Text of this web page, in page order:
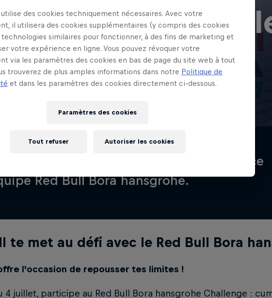
hansgrohe
à vélo et tente de gagner une expérience
Red Bull Bora hansgrohe.
te met au défi avec le Red Bull Bora
l'occasion de repousser tes limites !
4 juillet, participe au Red Bull Bora hansgrohe Challenge :
des cookies techniquement nécessaires. Avec votre
il utilisera des cookies supplémentaires (y compris des cookies
technologies similaires pour fonctionner, à des fins de marketing et
votre expérience en ligne. Vous pouvez révoquer votre
via les paramètres des cookies en bas de page du site web à tout
trouverez de plus amples informations dans notre Politique de
et dans les paramètres des cookies directement ci-dessous.
Paramètres des cookies
Tout refuser Autoriser les cookies